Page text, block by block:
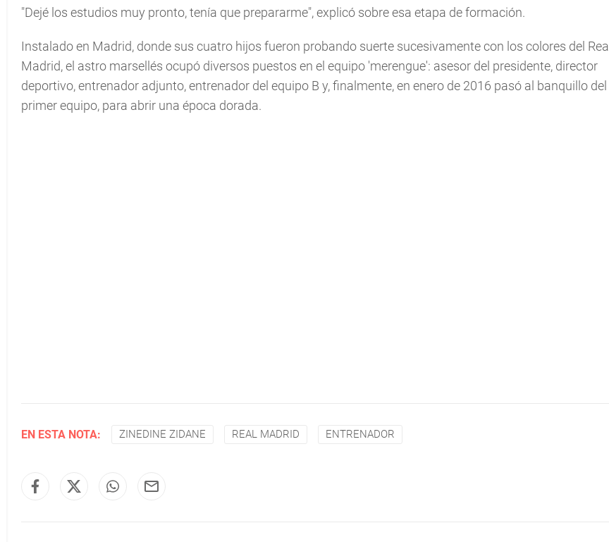
"Dejé los estudios muy pronto, tenía que prepararme", explicó sobre esa etapa de formación.
Instalado en Madrid, donde sus cuatro hijos fueron probando suerte sucesivamente con los colores del Real
Madrid, el astro marsellés ocupó diversos puestos en el equipo 'merengue': asesor del presidente, director
deportivo, entrenador adjunto, entrenador del equipo B y, finalmente, en enero de 2016 pasó al banquillo del
primer equipo, para abrir una época dorada.
EN ESTA NOTA: ZINEDINE ZIDANE REAL MADRID ENTRENADOR